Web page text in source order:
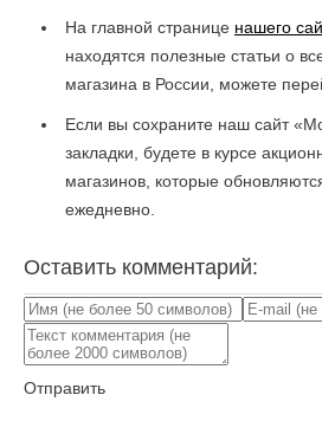
На главной странице нашего
находятся полезные статьи о
магазина в России, можете
Если вы сохраните наш сайт
закладки, будете в курсе
магазинов, которые
ежедневно.
Оставить комментарий:
Отправить